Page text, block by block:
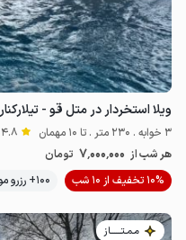
ویلا استخردار در متل قو - تیلارکنار
3 خوابه . 230 متر . تا 10 مهمان 4.8
هر شب از 7٬000٬000 تومان
10% تخفیف از 10 شب
100+ رزرو موفق
مـمـتــــــاز